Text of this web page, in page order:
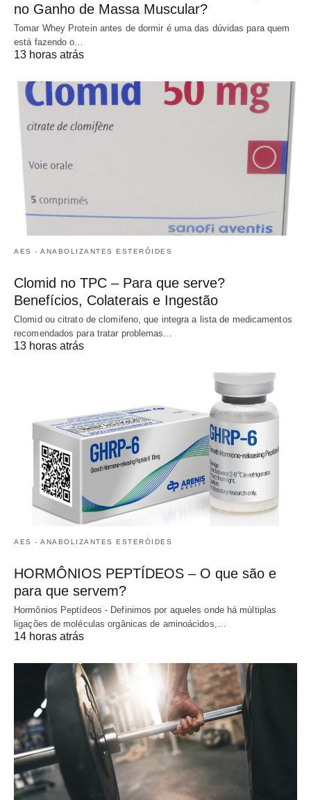
no Ganho de Massa Muscular?
Tomar Whey Protein antes de dormir é uma das dúvidas para quem
está fazendo o…
13 horas atrás
AES - ANABOLIZANTES ESTERÓIDES
Clomid no TPC – Para que serve?
Benefícios, Colaterais e Ingestão
Clomid ou citrato de clomifeno, que integra a lista de medicamentos
recomendados para tratar problemas…
13 horas atrás
AES - ANABOLIZANTES ESTERÓIDES
HORMÔNIOS PEPTÍDEOS – O que são e
para que servem?
Hormônios Peptídeos - Definimos por aqueles onde há múltiplas
ligações de moléculas orgânicas de aminoácidos,…
14 horas atrás